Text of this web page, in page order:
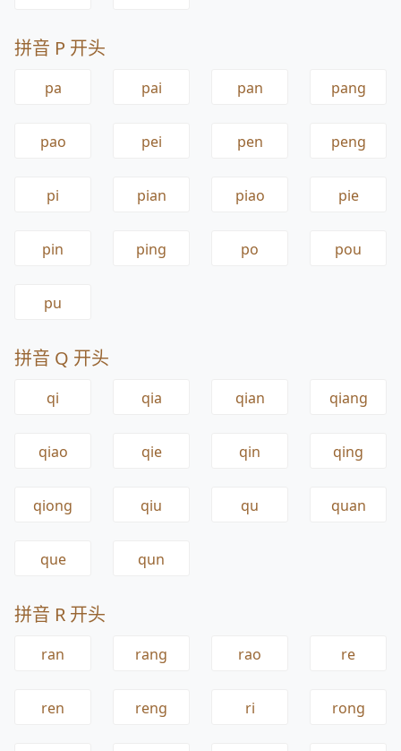
拼音 P 开头
pa pai pan pang
pao pei pen peng
pi pian piao pie
pin ping po pou
pu
拼音 Q 开头
qi qia qian qiang
qiao qie qin qing
qiong qiu qu quan
que qun
拼音 R 开头
ran rang rao re
ren reng ri rong